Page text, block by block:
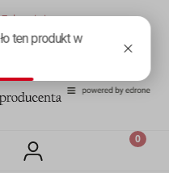
Zaloguj się